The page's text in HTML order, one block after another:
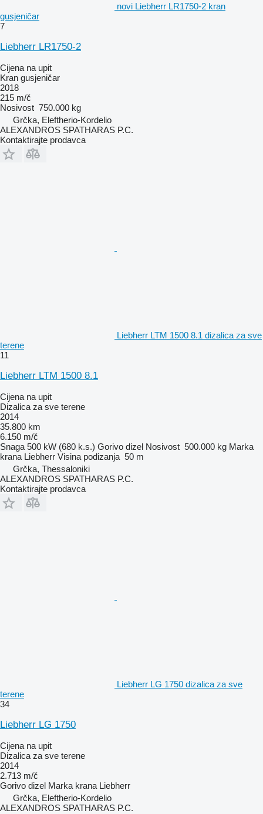
novi Liebherr LR1750-2 kran
gusjeničar
7
Liebherr LR1750-2
Cijena na upit
Kran gusjeničar
2018
215 m/č
Nosivost 750.000 kg
Grčka, Eleftherio-Kordelio
ALEXANDROS SPATHARAS P.C.
Kontaktirajte prodavca
Liebherr LTM 1500 8.1 dizalica za sve
terene
11
Liebherr LTM 1500 8.1
Cijena na upit
Dizalica za sve terene
2014
35.800 km
6.150 m/č
Snaga 500 kW (680 k.s.) Gorivo dizel Nosivost 500.000 kg Marka
krana Liebherr Visina podizanja 50 m
Grčka, Thessaloniki
ALEXANDROS SPATHARAS P.C.
Kontaktirajte prodavca
Liebherr LG 1750 dizalica za sve
terene
34
Liebherr LG 1750
Cijena na upit
Dizalica za sve terene
2014
2.713 m/č
Gorivo dizel Marka krana Liebherr
Grčka, Eleftherio-Kordelio
ALEXANDROS SPATHARAS P.C.